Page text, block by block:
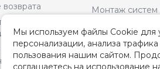
Монтаж систем
Доставка и
Мы используем файлы Cookie для
персонализации, анализа
пользования нашим сайтом.
соглашаетесь на использование